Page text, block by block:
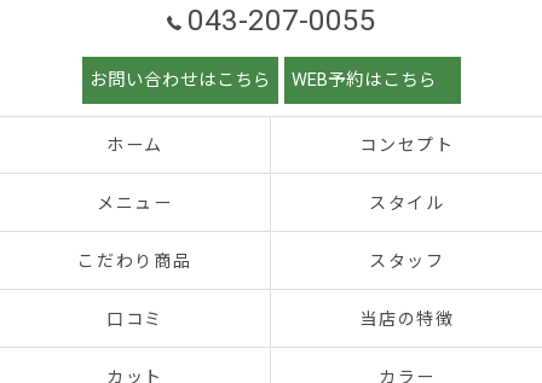
043-207-0055
お問い合わせはこちら WEB予約はこちら
ホーム コンセプト
メニュー スタイル
こだわり商品 スタッフ
口コミ 当店の特徴
カット カラー